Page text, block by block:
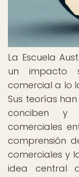
La Escuela
un impacto
comercial a lo
Sus teorías
conciben y
comerciales
comprensión
comerciales y
idea central